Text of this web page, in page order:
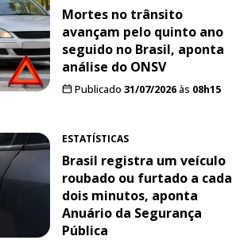
Mortes no trânsito
avançam pelo quinto ano
seguido no Brasil, aponta
análise do ONSV
Publicado 31/07/2026às 08h15
ESTATÍSTICAS
Brasil registra um veículo
roubado ou furtado a cada
dois minutos, aponta
Anuário da Segurança
Pública